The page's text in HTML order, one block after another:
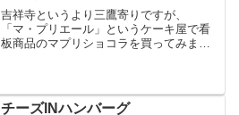
吉祥寺というより三鷹寄りですが、
「マ・プリエール」というケーキ屋で看
板商品のマプリショコラを買ってみまし
も若くてイケメン。もう非のう...
チーズINハンバーグ